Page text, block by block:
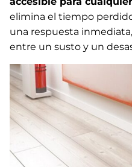
elimina el tiempo
una respuesta
entre un susto y un